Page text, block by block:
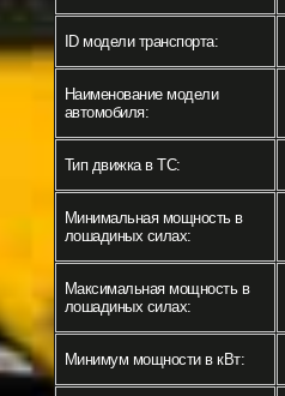
ID модели транспорта:
Наименование модели
автомобиля:
Тип движка в ТС:
Минимальная мощность в
лошадиных силах:
Максимальная мощность в
лошадиных силах:
Минимум мощности в кВт: